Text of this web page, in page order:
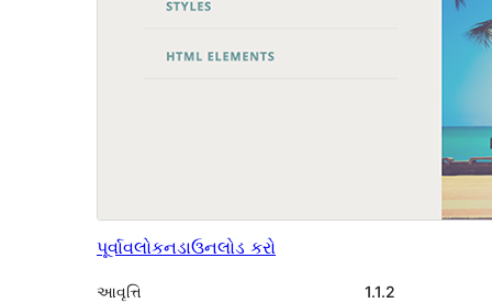
પૂર્વાવલોકનડાઉનલોડ કરો
આવૃત્તિ
1.1.2